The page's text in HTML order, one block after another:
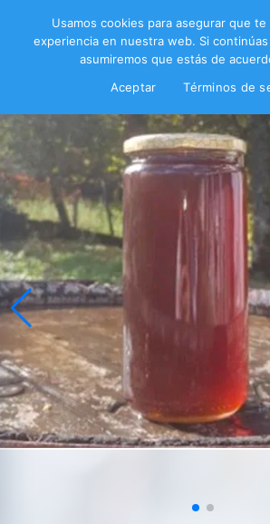
Usamos cookies para asegurar que te
experiencia en nuestra web. Si
asumiremos que estás de
Aceptar
Términos de